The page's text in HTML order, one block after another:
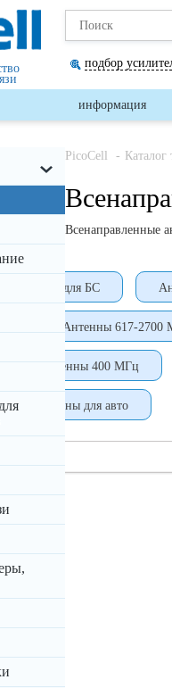
подбор
информация
PicoCell Каталог
Всенаправленные
Антенны для БС
Антенны 617-2700
Антенны 400 МГц
Антенны для авто